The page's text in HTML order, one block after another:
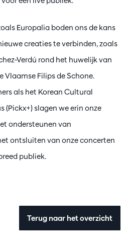
Europalia boden ons de kans
creaties te verbinden, zoals
Verdú rond het huwelijk van
Vlaamse Filips de Schone.
als het Korean Cultural
(Pickx+) slagen we erin onze
ondersteunen van
ontsluiten van onze concerten
publiek.
Terug naar het overzicht